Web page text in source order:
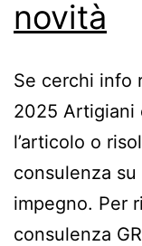
novità
Se cerchi info
2025 Artigiani
l’articolo o
consulenza
impegno. Per
consulenza